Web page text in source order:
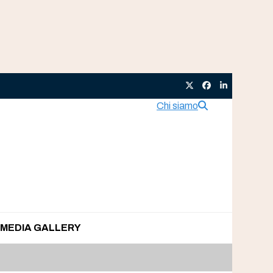
TwitterFacebook
LinkedIn
Chi siamo
MEDIA GALLERY